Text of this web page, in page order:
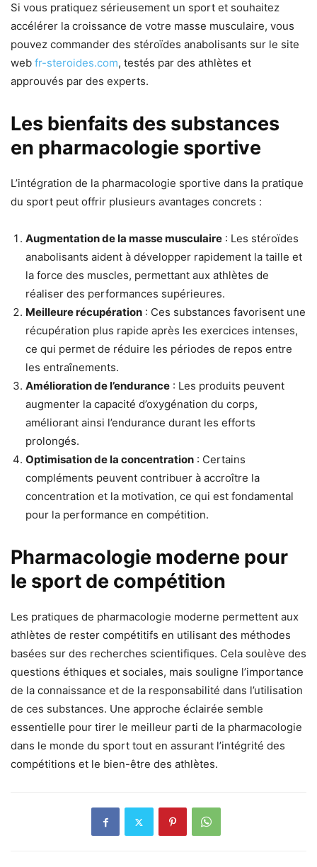
Si vous pratiquez sérieusement un sport et souhaitez
accélérer la croissance de votre masse musculaire, vous
pouvez commander des stéroïdes anabolisants sur le site
web fr-steroides.com, testés par des athlètes et
approuvés par des experts.
Les bienfaits des substances
en pharmacologie sportive
L’intégration de la pharmacologie sportive dans la pratique
du sport peut offrir plusieurs avantages concrets :
Augmentation de la masse musculaire : Les stéroïdes
anabolisants aident à développer rapidement la taille et
la force des muscles, permettant aux athlètes de
réaliser des performances supérieures.
Meilleure récupération : Ces substances favorisent une
récupération plus rapide après les exercices intenses,
ce qui permet de réduire les périodes de repos entre
les entraînements.
Amélioration de l’endurance : Les produits peuvent
augmenter la capacité d’oxygénation du corps,
améliorant ainsi l’endurance durant les efforts
prolongés.
Optimisation de la concentration : Certains
compléments peuvent contribuer à accroître la
concentration et la motivation, ce qui est fondamental
pour la performance en compétition.
Pharmacologie moderne pour
le sport de compétition
Les pratiques de pharmacologie moderne permettent aux
athlètes de rester compétitifs en utilisant des méthodes
basées sur des recherches scientifiques. Cela soulève des
questions éthiques et sociales, mais souligne l’importance
de la connaissance et de la responsabilité dans l’utilisation
de ces substances. Une approche éclairée semble
essentielle pour tirer le meilleur parti de la pharmacologie
dans le monde du sport tout en assurant l’intégrité des
compétitions et le bien-être des athlètes.